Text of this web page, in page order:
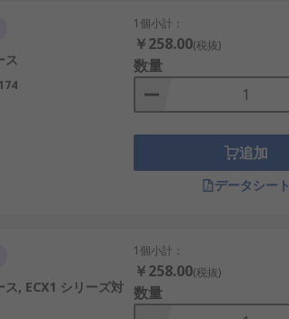
ス
1個小計：
￥258.00(税抜)
数量
追加
データシート
ス, ECX1 シリーズ対
1個小計：
￥258.00(税抜)
数量